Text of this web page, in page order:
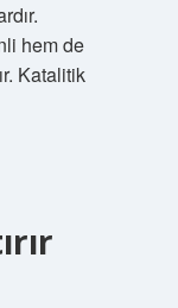
hem de
Katalitik